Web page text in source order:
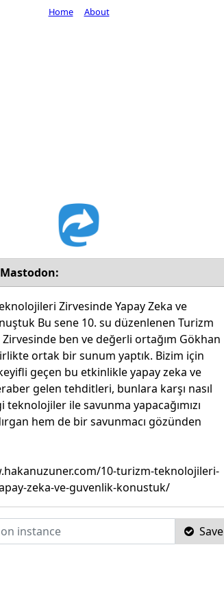
Zirvesinde Yapay Zeka ve
Bu sene 10. su düzenlenen Turizm
ben ve değerli ortağım Gökhan
ortak bir sunum yaptık. Bizim için
geçen bu etkinlikle yapay zeka ve
gelen tehditleri, bunlara karşı nasıl
teknolojiler ile savunma yapacağımızı
hem de bir savunmacı gözünden
10-turizm-teknolojileri-
zeka-ve-guvenlik-konustuk/
Save
Home About